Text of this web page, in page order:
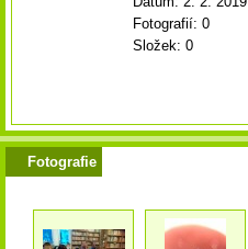
Fotografií: 0
Složek: 0
Fotografie